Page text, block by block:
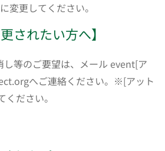
変更してください。
されたい方へ】
等のご要望は、メール event[ア
へご連絡ください。※[アット
ださい。